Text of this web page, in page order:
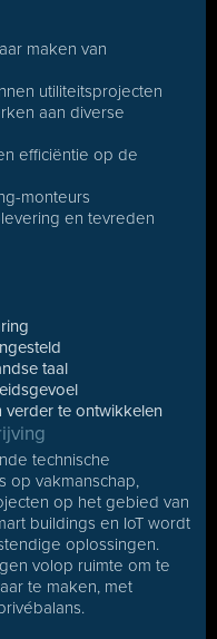
maken van
utiliteitsprojecten
aan diverse
efficiëntie op de
monteurs
en tevreden
taal
verder te ontwikkelen
technische
op vakmanschap,
op het gebied van
buildings en IoT wordt
oplossingen.
volop ruimte om te
te maken, met